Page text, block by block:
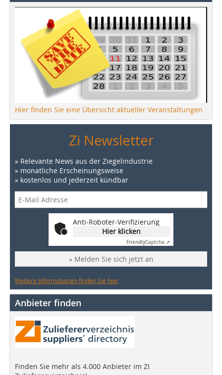
Hier finden Sie eine Übersicht aktueller Veranstaltungen
Zi Newsletter
» Relevante News aus der Ziegelindustrie
» monatliche Erscheinungsweise
» kostenlos und jederzeit kündbar
Anti-Roboter-Verifizierung
Hier klicken
FriendlyCaptcha ⇗
» Melden Sie sich jetzt an
Weitere Informationen finden Sie hier
Anbieter finden
Finden Sie mehr als 4.000 Anbieter im ZI